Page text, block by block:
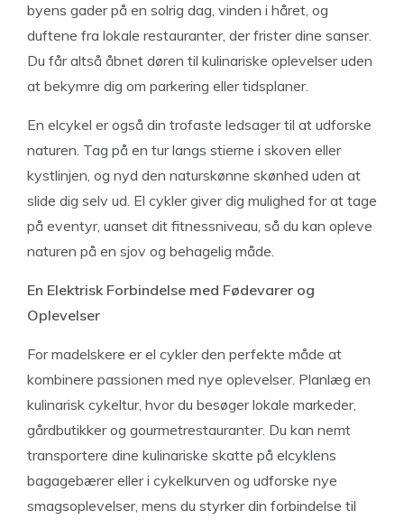
byens gader på en solrig dag, vinden i håret, og
duftene fra lokale restauranter, der frister dine sanser.
Du får altså åbnet døren til kulinariske oplevelser uden
at bekymre dig om parkering eller tidsplaner.
En elcykel er også din trofaste ledsager til at udforske
naturen. Tag på en tur langs stierne i skoven eller
kystlinjen, og nyd den naturskønne skønhed uden at
slide dig selv ud. El cykler giver dig mulighed for at tage
på eventyr, uanset dit fitnessniveau, så du kan opleve
naturen på en sjov og behagelig måde.
En Elektrisk Forbindelse med Fødevarer og
Oplevelser
For madelskere er el cykler den perfekte måde at
kombinere passionen med nye oplevelser. Planlæg en
kulinarisk cykeltur, hvor du besøger lokale markeder,
gårdbutikker og gourmetrestauranter. Du kan nemt
transportere dine kulinariske skatte på elcyklens
bagagebærer eller i cykelkurven og udforske nye
smagsoplevelser, mens du styrker din forbindelse til